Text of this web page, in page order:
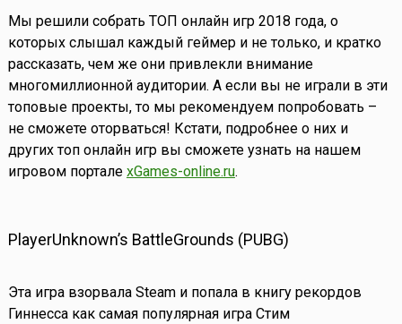
Мы решили собрать ТОП онлайн игр 2018 года, о
которых слышал каждый геймер и не только, и кратко
рассказать, чем же они привлекли внимание
многомиллионной аудитории. А если вы не играли в эти
топовые проекты, то мы рекомендуем попробовать –
не сможете оторваться! Кстати, подробнее о них и
других топ онлайн игр вы сможете узнать на нашем
игровом портале xGames-online.ru.
PlayerUnknown’s BattleGrounds (PUBG)
Эта игра взорвала Steam и попала в книгу рекордов
Гиннесса как самая популярная игра Стим